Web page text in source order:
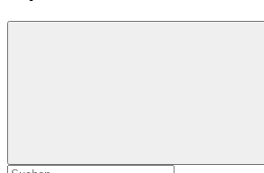
Suchformular